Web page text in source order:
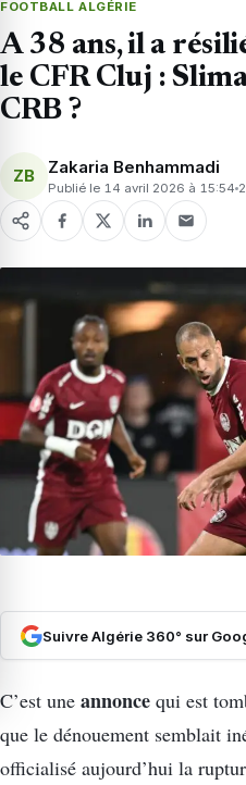
FOOTBALL ALGÉRIE
A 38 ans, il a
le CFR Cluj :
CRB ?
ZB Zakaria Benhammadi
Publié le 14 avril 2026 à 15:54
Suivre Algérie 360° sur
C’est une annonce qui est
que le dénouement semblait
officialisé aujourd’hui la